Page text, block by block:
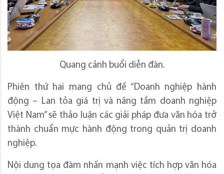
Quang cảnh buổi diễn đàn.
Phiên thứ hai mang chủ đề “Doanh nghiệp hành
động – Lan tỏa giá trị và nâng tầm doanh nghiệp
Việt Nam” sẽ thảo luận các giải pháp đưa văn hóa trở
thành chuẩn mực hành động trong quản trị doanh
nghiệp.
Nội dung tọa đàm nhấn mạnh việc tích hợp văn hóa